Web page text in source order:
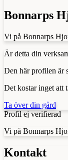
Bonnarps
Vi på Bonnarps
Är detta din
Den här profilen är
Det kostar inget att
Ta över din gård
Profil ej verifierad
Vi på Bonnarps
Kontakt